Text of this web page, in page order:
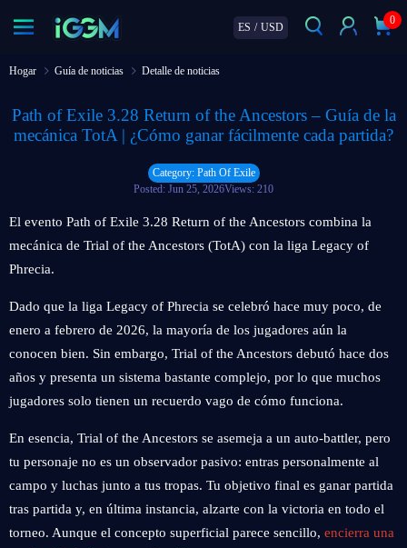
ES / USD
0
Hogar Guía de noticias Detalle de noticias
Path of Exile 3.28 Return of the Ancestors – Guía de la
mecánica TotA | ¿Cómo ganar fácilmente cada partida?
Category: Path Of Exile
Posted: Jun 25, 2026Views: 210
El evento Path of Exile 3.28 Return of the Ancestors combina la
mecánica de Trial of the Ancestors (TotA) con la liga Legacy of
Phrecia.
Dado que la liga Legacy of Phrecia se celebró hace muy poco, de
enero a febrero de 2026, la mayoría de los jugadores aún la
conocen bien. Sin embargo, Trial of the Ancestors debutó hace dos
años y presenta un sistema bastante complejo, por lo que muchos
jugadores solo tienen un recuerdo vago de cómo funciona.
En esencia, Trial of the Ancestors se asemeja a un auto‑battler, pero
tu personaje no es un observador pasivo: entras personalmente al
campo y luchas junto a tus tropas. Tu objetivo final es ganar partida
tras partida y, en última instancia, alzarte con la victoria en todo el
torneo. Aunque el concepto superficial parece sencillo, encierra una